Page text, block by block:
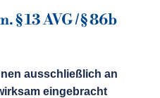
§ 13 AVG / § 86b
ausschließlich an
eingebracht